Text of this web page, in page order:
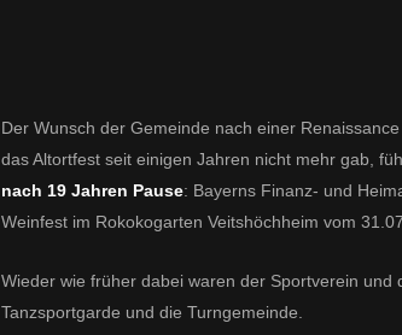
Der Wunsch der Gemeinde nach einer
das Altortfest seit einigen Jahren nicht mehr gab,
nach 19 Jahren Pause: Bayerns Finanz- und
Weinfest im Rokokogarten Veitshöchheim vom
Wieder wie früher dabei waren der Sportverein und
Tanzsportgarde und die Turngemeinde.